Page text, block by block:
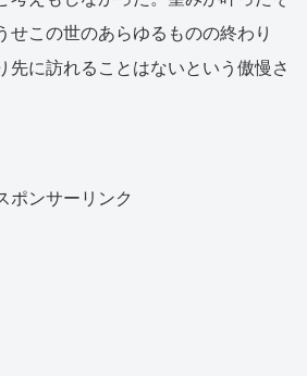
せこの世のあらゆるものの終わり
先に訪れることはないという傲慢さ
ポンサーリンク